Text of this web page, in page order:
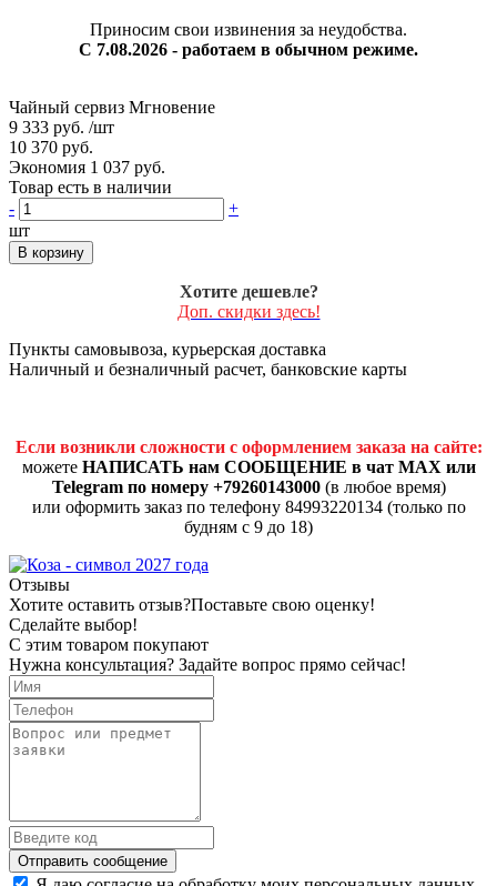
Приносим свои извинения за неудобства.
С 7.08.2026 - работаем в обычном режиме.
Чайный сервиз Мгновение
9 333 руб. /шт
10 370 руб.
Экономия 1 037 руб.
Товар есть в наличии
-
+
шт
В корзину
Хотите дешевле?
Доп. скидки здесь!
Пункты самовывоза, курьерская доставка
Наличный и безналичный расчет, банковские карты
Если возникли сложности с оформлением заказа на сайте:
можете НАПИСАТЬ нам СООБЩЕНИЕ в чат MAX или
Telegram по номеру +79260143000(в любое время)
или оформить заказ по телефону 84993220134 (только по
будням с 9 до 18)
Отзывы
Хотите оставить отзыв?Поставьте свою оценку!
Сделайте выбор!
С этим товаром покупают
Нужна консультация? Задайте вопрос прямо сейчас!
Отправить сообщение